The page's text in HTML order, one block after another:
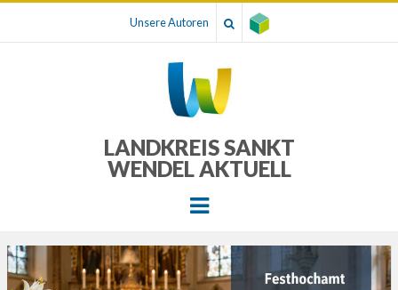
Unsere Autoren
LANDKREIS SANKT
WENDEL AKTUELL
Menu